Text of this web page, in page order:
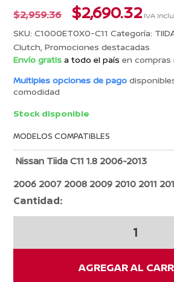
$2,959.36 El
precio
original
era:
$2,959.36.
$2,690.32El
es:
IVA
SKU:C1000ET0X0-C11 Categoría:
Clutch,Promociones destacadas
Envío gratis a todo el paísen
Multiples opciones de pago
comodidad
Stock disponible
MODELOS COMPATIBLES
Nissan Tiida C11 1.8 2006-2013
2006 2007 2008 2009 2010 2011
Cantidad:
Cluth
AGREGAR AL